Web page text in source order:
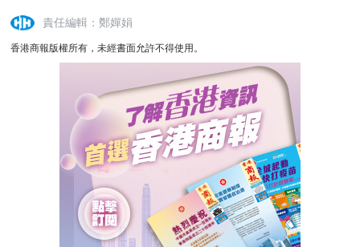
責任編輯：鄭嬋娟
香港商報版權所有，未經書面允許不得使用。